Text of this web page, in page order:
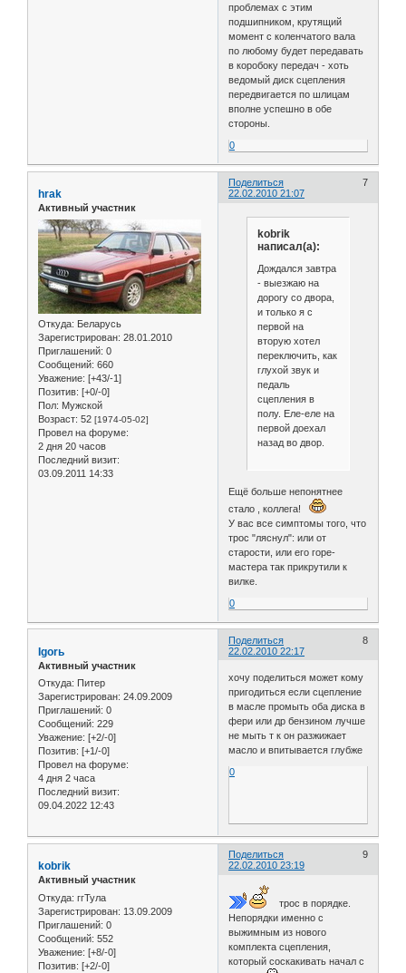
проблемах с этим
подшипником, крутящий
момент с коленчатого вала
по любому будет передавать
в коробоку передач - хоть
ведомый диск сцепления
передвигается по шлицам
вполне успешно в обе
стороны.
0
Поделиться
7
22.02.2010 21:07
hrak
Активный участник
Откуда: Беларусь
Зарегистрирован: 28.01.2010
Приглашений: 0
Сообщений: 660
Уважение: [+43/-1]
Позитив: [+0/-0]
Пол: Мужской
Возраст: 52 [1974-05-02]
Провел на форуме:
2 дня 20 часов
Последний визит:
03.09.2011 14:33
kobrik
написал(а):
Дождался завтра
- выезжаю на
дорогу со двора,
и только я с
первой на
вторую хотел
переключить, как
глухой звук и
педаль
сцепления в
полу. Еле-еле на
первой доехал
назад во двор.
Ещё больше непонятнее
стало , коллега!
У вас все симптомы того, что
трос "ляснул": или от
старости, или его горе-
мастера так прикрутили к
вилке.
0
Поделиться
8
22.02.2010 22:17
Igorь
Активный участник
Откуда: Питер
Зарегистрирован: 24.09.2009
Приглашений: 0
Сообщений: 229
Уважение: [+2/-0]
Позитив: [+1/-0]
Провел на форуме:
4 дня 2 часа
Последний визит:
09.04.2022 12:43
хочу поделиться может кому
пригодиться если сцепление
в масле промыть оба диска в
фери или др бензином лучше
не мыть т к он разжижает
масло и впитывается глубже
0
Поделиться
9
22.02.2010 23:19
kobrik
Активный участник
Откуда: ггТула
Зарегистрирован: 13.09.2009
Приглашений: 0
Сообщений: 552
Уважение: [+8/-0]
Позитив: [+2/-0]
трос в порядке.
Непорядки именно с
выжимным из нового
комплекта сцепления,
который соскакивать начал с